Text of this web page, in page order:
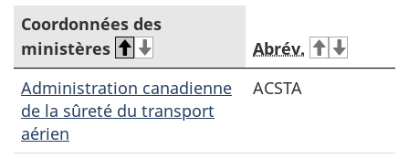
Coordonnées des
ministères
Abrév.
Administration canadienne
de la sûreté du transport
aérien
ACSTA